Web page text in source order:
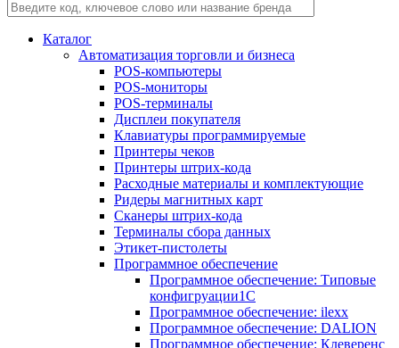
Каталог
Автоматизация торговли и бизнеса
POS-компьютеры
POS-мониторы
POS-терминалы
Дисплеи покупателя
Клавиатуры программируемые
Принтеры чеков
Принтеры штрих-кода
Расходные материалы и комплектующие
Ридеры магнитных карт
Сканеры штрих-кода
Терминалы сбора данных
Этикет-пистолеты
Программное обеспечение
Программное обеспечение: Типовые
конфигруации1С
Программное обеспечение: ilexx
Программное обеспечение: DALION
Программное обеспечение: Клеверенс